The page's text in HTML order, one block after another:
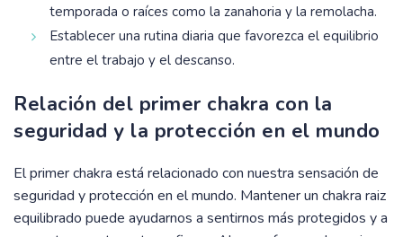
temporada o raíces como la zanahoria y la remolacha.
Establecer una rutina diaria que favorezca el equilibrio
entre el trabajo y el descanso.
Relación del primer chakra con la
seguridad y la protección en el mundo
El primer chakra está relacionado con nuestra sensación de
seguridad y protección en el mundo. Mantener un chakra raiz
equilibrado puede ayudarnos a sentirnos más protegidos y a